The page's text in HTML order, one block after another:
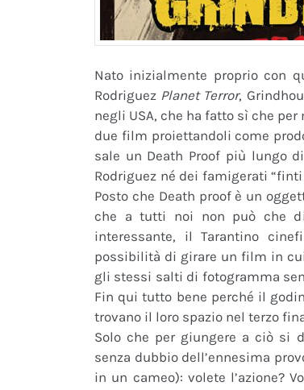
Nato inizialmente proprio con
Rodriguez Planet Terror,
negli USA, che ha fatto sì che
due film proiettandoli come
sale un Death Proof più lungo
Rodriguez né dei famigerati
Posto che Death proof è un
che a tutti noi non può che
interessante, il Tarantino
possibilità di girare un film in
gli stessi salti di fotogramma
Fin qui tutto bene perché il
trovano il loro spazio nel terzo
Solo che per giungere a ciò si
senza dubbio dell’ennesima
in un cameo): volete l’azione?